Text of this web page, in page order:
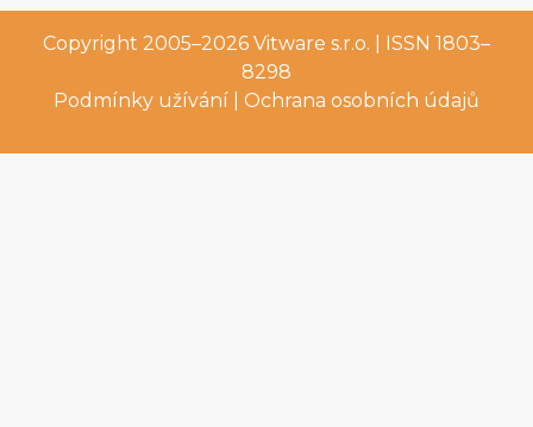
Copyright 2005–2026 Vitware s.r.o. | ISSN 1803–
8298
Podmínky užívání
Ochrana osobních údajů